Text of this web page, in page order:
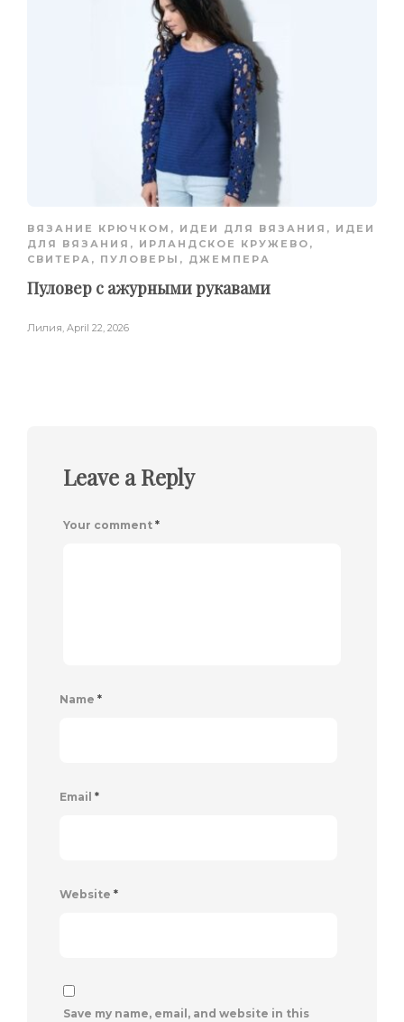
ВЯЗАНИЕ КРЮЧКОМ , ИДЕИ ДЛЯ ВЯЗАНИЯ , ИДЕИ
ДЛЯ ВЯЗАНИЯ , ИРЛАНДСКОЕ КРУЖЕВО ,
СВИТЕРА, ПУЛОВЕРЫ, ДЖЕМПЕРА
Пуловер с ажурными рукавами
Лилия April 22, 2026
Leave a Reply
Your comment *
Name *
Email *
Website *
Save my name, email, and website in this